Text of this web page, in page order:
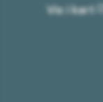
Vis i kart